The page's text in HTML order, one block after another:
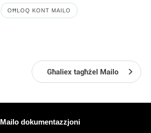
OĦLOQ KONT MAILO
Għaliex tagħżel Mailo
Mailo dokumentazzjoni